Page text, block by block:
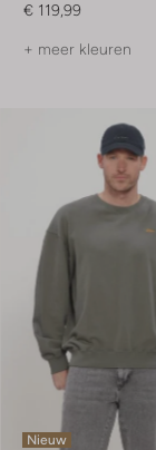
€ 119,99
+ meer kleuren
Nieuw